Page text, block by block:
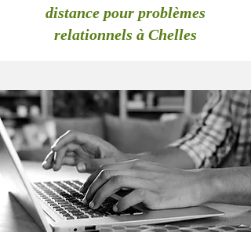
distance pour problèmes
relationnels à Chelles